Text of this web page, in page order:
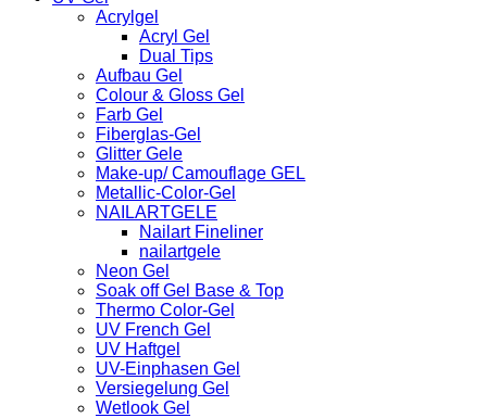
Acrylgel
Acryl Gel
Dual Tips
Aufbau Gel
Colour & Gloss Gel
Farb Gel
Fiberglas-Gel
Glitter Gele
Make-up/ Camouflage GEL
Metallic-Color-Gel
NAILARTGELE
Nailart Fineliner
nailartgele
Neon Gel
Soak off Gel Base & Top
Thermo Color-Gel
UV French Gel
UV Haftgel
UV-Einphasen Gel
Versiegelung Gel
Wetlook Gel